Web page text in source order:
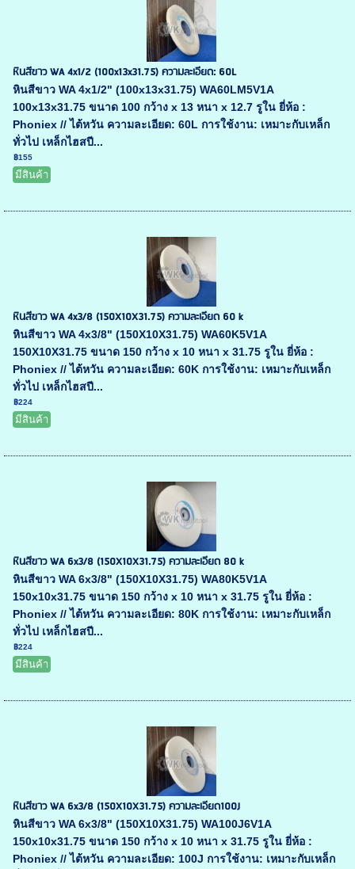
หินสีขาว WA 4x1/2 (100x13x31.75) ความละเอียด: 60L
หินสีขาว WA 4x1/2" (100x13x31.75) WA60LM5V1A
100x13x31.75 ขนาด 100 กว้าง x 13 หนา x 12.7 รูใน ยี่ห้อ :
Phoniex // ไต้หวัน ความละเอียด: 60L การใช้งาน: เหมาะกับเหล็ก
ทั่วไป เหล็กไฮสปี...
฿155
มีสินค้า
หินสีขาว WA 4x3/8 (150X10X31.75) ความละเอียด 60 k
หินสีขาว WA 4x3/8" (150X10X31.75) WA60K5V1A
150X10X31.75 ขนาด 150 กว้าง x 10 หนา x 31.75 รูใน ยี่ห้อ :
Phoniex // ไต้หวัน ความละเอียด: 60K การใช้งาน: เหมาะกับเหล็ก
ทั่วไป เหล็กไฮสปี...
฿224
มีสินค้า
หินสีขาว WA 6x3/8 (150X10X31.75) ความละเอียด 80 k
หินสีขาว WA 6x3/8" (150X10X31.75) WA80K5V1A
150x10x31.75 ขนาด 150 กว้าง x 10 หนา x 31.75 รูใน ยี่ห้อ :
Phoniex // ไต้หวัน ความละเอียด: 80K การใช้งาน: เหมาะกับเหล็ก
ทั่วไป เหล็กไฮสปี...
฿224
มีสินค้า
หินสีขาว WA 6x3/8 (150X10X31.75) ความละเอียด100J
หินสีขาว WA 6x3/8" (150X10X31.75) WA100J6V1A
150x10x31.75 ขนาด 150 กว้าง x 10 หนา x 31.75 รูใน ยี่ห้อ :
Phoniex // ไต้หวัน ความละเอียด: 100J การใช้งาน: เหมาะกับเหล็ก